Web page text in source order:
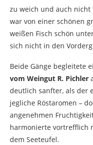
zu weich und auch nicht
war von einer schönen
weißen Fisch schön
sich nicht in den
Beide Gänge begleitete
vom Weingut R. Pichler
deutlich sanfter, als der
jegliche Röstaromen –
angenehmen
harmonierte vortrefflich
dem Seeteufel.